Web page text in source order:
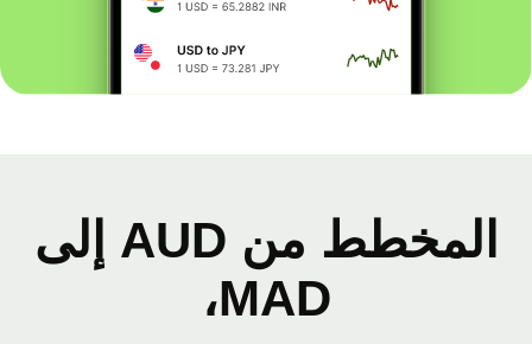
المخطط من AUD إلى
MAD،